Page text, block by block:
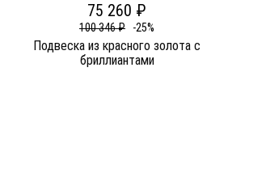
75 260 ₽
100 346 ₽ -25%
Подвеска из красного золота c
бриллиантами